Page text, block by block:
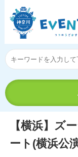
【横浜】ズ
ート(横浜公